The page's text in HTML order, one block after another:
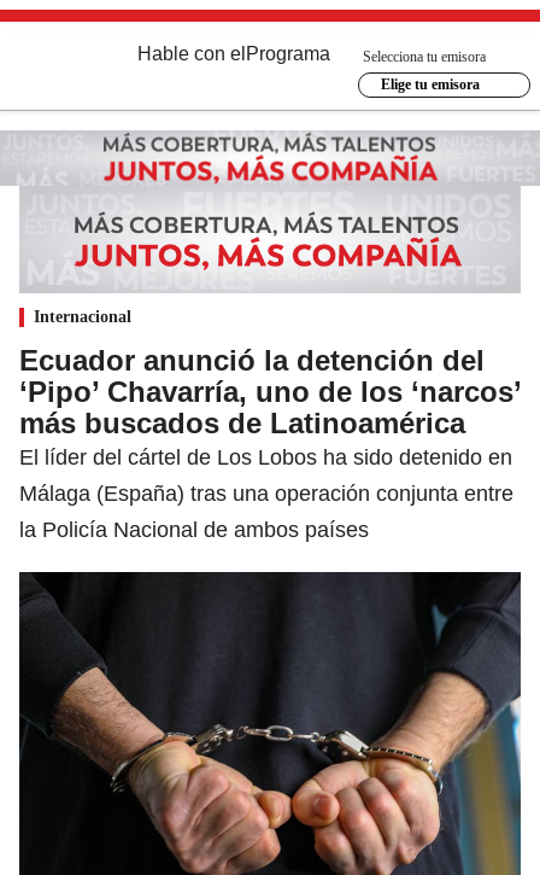
Hable con el Programa
Selecciona tu emisora
Elige tu emisora
Internacional
Ecuador anunció la detención del
‘Pipo’ Chavarría, uno de los ‘narcos’
más buscados de Latinoamérica
El líder del cártel de Los Lobos ha sido detenido en
Málaga (España) tras una operación conjunta entre
la Policía Nacional de ambos países